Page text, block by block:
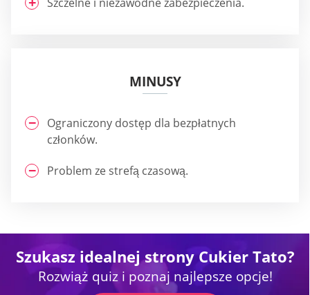
MINUSY
Ograniczony dostęp dla bezpłatnych
członków.
Problem ze strefą czasową.
Szukasz idealnej strony Cukier Tato?
Rozwiąż quiz i poznaj najlepsze opcje!